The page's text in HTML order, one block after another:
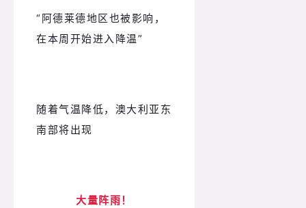
“阿德莱德地区也被影响，
在本周开始进入降温”
随着气温降低，澳大利亚东
南部将出现
大量阵雨！